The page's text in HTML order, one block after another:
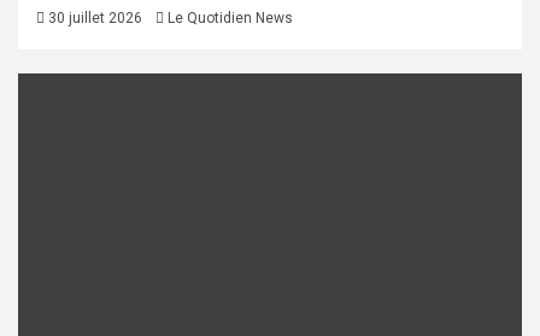
30 juillet 2026 Le Quotidien News